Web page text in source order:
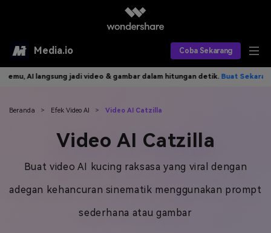
Media.io Coba Sekarang
Alat AI
AI Video
AI Gambar
AI Audio
Model AI yang Didukung
Produk AI
Asisten Video AI
Editor Video AI
Editor Gambar AI
Efek Video
Efek Foto
Sumber Daya
Harga
video & gambar dalam hitungan detik.Buat Sekarang>> Tulis
Beranda > Efek Video AI > Video AI Catzilla
Video AI Catzilla
Buat video AI kucing raksasa yang viral dengan
adegan kehancuran sinematik menggunakan prompt
sederhana atau gambar